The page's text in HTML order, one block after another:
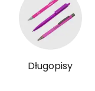
Długopisy